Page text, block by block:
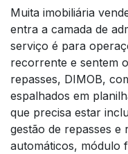
Muita imobiliária
entra a camada de
serviço é para
recorrente e sentem
repasses, DIMOB,
espalhados em
que precisa estar
gestão de repasses e
automáticos, módulo